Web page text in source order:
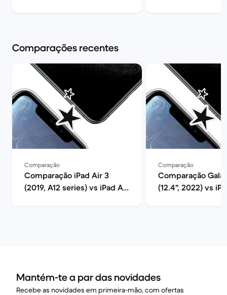
Comparações recentes
Comparação
Comparação iPad Air 3
(2019, A12 series) vs iPad Air
Comparação
Comparação
(12.4", 2022) vs
Mantém-te a par das novidades
Recebe as novidades em primeira-mão, com ofertas